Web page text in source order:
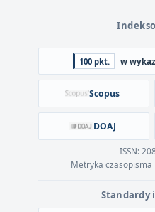
100 pkt. w
Scopus
DOAJ
ISSN:
Metryka czasopisma
Standardy